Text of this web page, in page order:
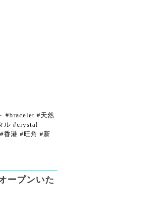
#bracelet #天然
ル #crystal
香港 #旺角 #新
ープンいた